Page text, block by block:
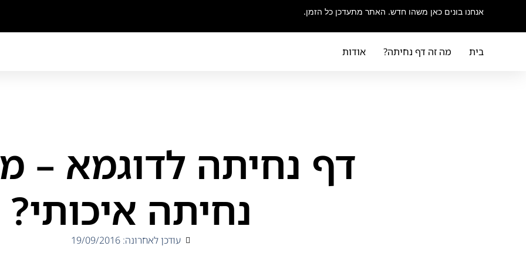
אנחנו בונים כאן משהו חדש. האתר מתעדכן כל הזמן.
בית מה זה דף נחיתה? אודות
דף נחיתה לדוגמא –
נחיתה איכותי?
עודכן לאחרונה: 19/09/2016